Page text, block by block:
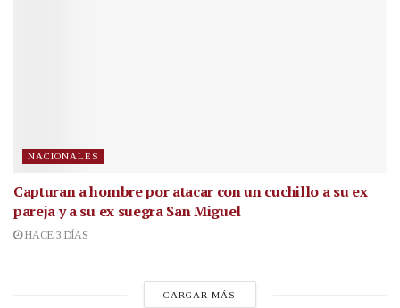
NACIONALES
Capturan a hombre por atacar con un cuchillo a su ex
pareja y a su ex suegra San Miguel
HACE 3 DÍAS
CARGAR MÁS